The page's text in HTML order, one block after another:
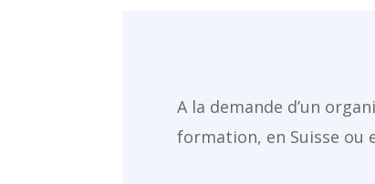
A la demande d’un
formation, en Suisse ou